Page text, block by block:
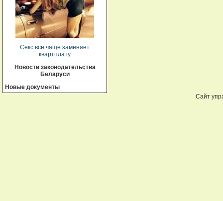
Секс все чаще заменяет
квартплату
Новости законодательства
Беларуси
Новые документы
Сайт